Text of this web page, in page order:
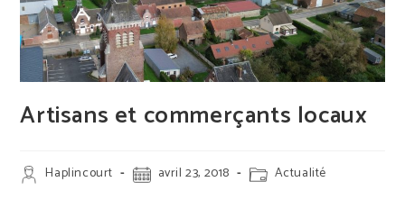
Artisans et commerçants locaux
Auteur/autrice
de
Haplincourt
Publication
publiée :
avril 23, 2018
Post Actualité